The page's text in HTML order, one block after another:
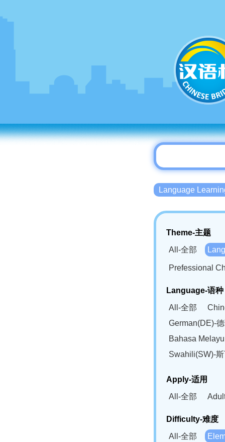
Language
Theme-主题
All-全部
Prefessional
Language-语种
All-全部
German(DE)-
Bahasa
Swahili(SW)-
Apply-适用
All-全部
Difficulty-难度
All-全部